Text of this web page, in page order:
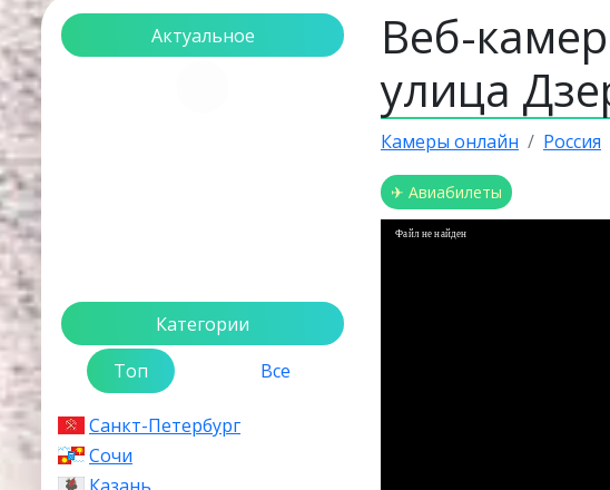
Актуальное
Категории
Топ
Все
Санкт-Петербург
Сочи
Веб-
улица
Камеры онлайн Россия
✈ Авиабилеты
Файл не найден